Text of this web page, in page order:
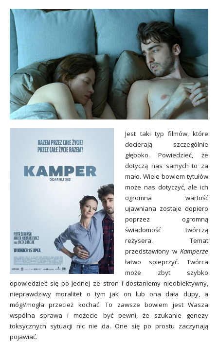
Jest taki typ filmów, które
docierają szczególnie
głęboko. Powiedzieć, że
dotyczą nas samych to za
mało. Wiele bowiem tytułów
może nas dotyczyć, ale ich
ogromna wartość
ujawniana zostaje dopiero
poprzez ogromną
świadomość twórczą
reżysera. Temat
przedstawiony w Kamperze
łatwo spieprzyć. Twórca
może zbyt szybko
opowiedzieć się po jednej ze stron i dostaniemy nieobiektywny,
nieprawdziwy moralitet o tym jak on lub ona dała dupy, a
mógł/mogła przecież kochać. To zawsze bowiem jest Wasza
wspólna sprawa i możecie być pewni, że szukanie genezy
toksycznych sytuacji nic nie da. One się po prostu zaczynają
pojawiać.